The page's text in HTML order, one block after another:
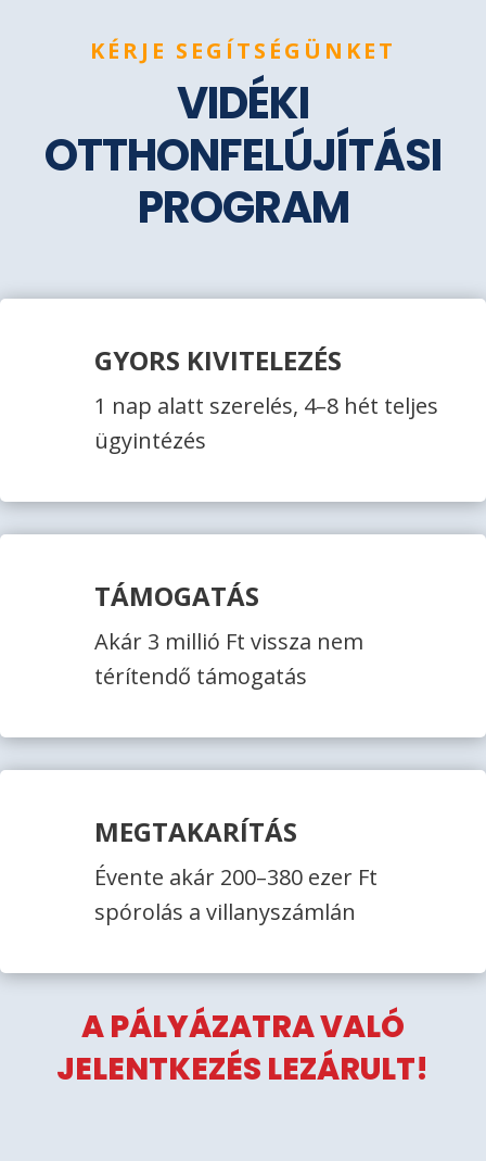
KÉRJE SEGÍTSÉGÜNKET
VIDÉKI
OTTHONFELÚJÍTÁSI
PROGRAM
GYORS KIVITELEZÉS
1 nap alatt szerelés, 4–8 hét teljes
ügyintézés
TÁMOGATÁS
Akár 3 millió Ft vissza nem
térítendő támogatás
MEGTAKARÍTÁS
Évente akár 200–380 ezer Ft
spórolás a villanyszámlán
A PÁLYÁZATRA VALÓ
JELENTKEZÉS LEZÁRULT!